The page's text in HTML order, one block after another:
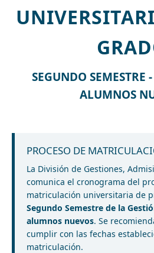
SEGUNDO SEMESTRE
ALUMNOS
PROCESO DE
La División de Gestiones,
comunica el cronograma del
matriculación universitaria de
Segundo Semestre de la
alumnos nuevos. Se
cumplir con las fechas
matriculación.